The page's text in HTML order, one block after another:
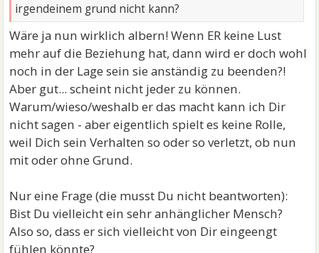
irgendeinem grund nicht kann?
Wäre ja nun wirklich albern! Wenn ER keine Lust
mehr auf die Beziehung hat, dann wird er doch wohl
noch in der Lage sein sie anständig zu beenden?!
Aber gut... scheint nicht jeder zu können.
Warum/wieso/weshalb er das macht kann ich Dir
nicht sagen - aber eigentlich spielt es keine Rolle,
weil Dich sein Verhalten so oder so verletzt, ob nun
mit oder ohne Grund.
Nur eine Frage (die musst Du nicht beantworten):
Bist Du vielleicht ein sehr anhänglicher Mensch?
Also so, dass er sich vielleicht von Dir eingeengt
fühlen könnte?